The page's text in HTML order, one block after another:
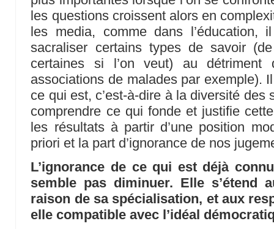
les questions croissent alors en
les media, comme dans l’éducation,
sacraliser certains types de savoir
certaines si l’on veut) au détriment
associations de malades par exemple).
ce qui est, c’est-à-dire à la diversité des
comprendre ce qui fonde et justifie
les résultats à partir d’une position
priori et la part d’ignorance de nos
L’ignorance de ce qui est déjà
semble pas diminuer. Elle s’étend
raison de sa spécialisation, et aux
elle compatible avec l’idéal